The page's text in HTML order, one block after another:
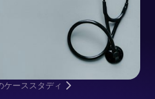
ケーススタディ